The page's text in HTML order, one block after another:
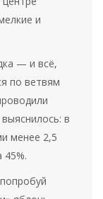
и
— и всё,
по ветвям
в
менее 2,5